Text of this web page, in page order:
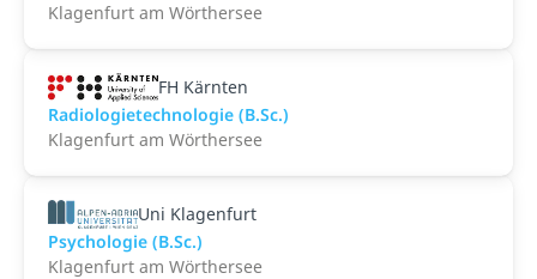
Klagenfurt am Wörthersee
FH Kärnten
Radiologietechnologie (B.Sc.)
Klagenfurt am Wörthersee
Uni Klagenfurt
Psychologie (B.Sc.)
Klagenfurt am Wörthersee